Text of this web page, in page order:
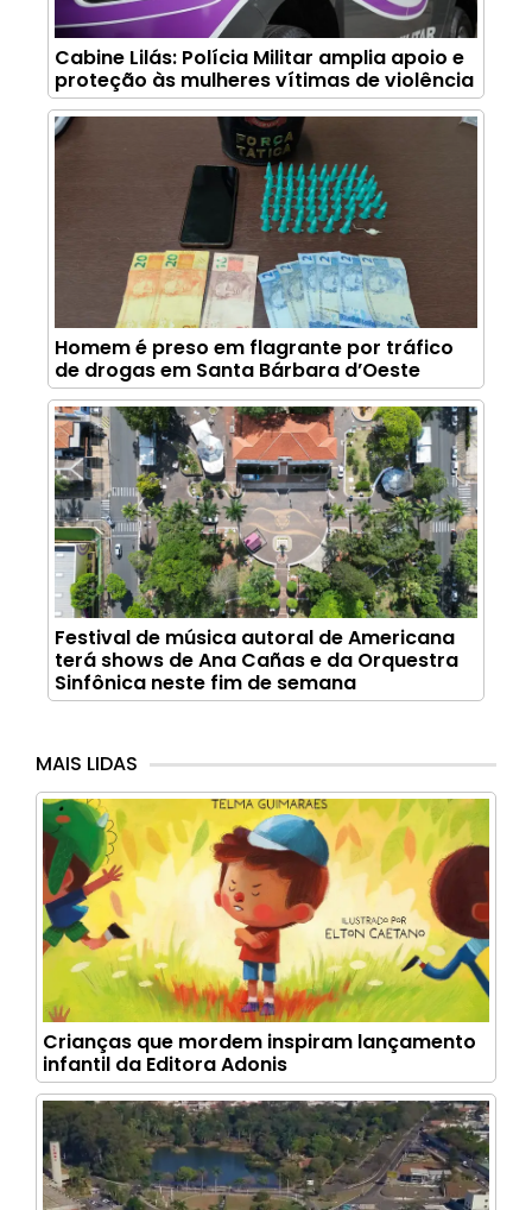
Cabine Lilás: Polícia Militar amplia apoio e
proteção às mulheres vítimas de violência
Homem é preso em flagrante por tráfico
de drogas em Santa Bárbara d’Oeste
Festival de música autoral de Americana
terá shows de Ana Cañas e da Orquestra
Sinfônica neste fim de semana
MAIS LIDAS
Crianças que mordem inspiram lançamento
infantil da Editora Adonis